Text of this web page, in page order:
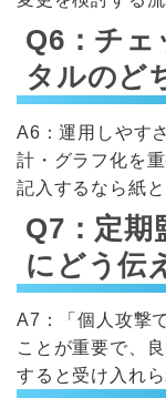
Q6：チ
タルのど
A6：運用しやす
計・グラフ化を
記入するなら紙
Q7：定期
にどう伝
A7：「個人攻撃
ことが重要で、
すると受け入れ